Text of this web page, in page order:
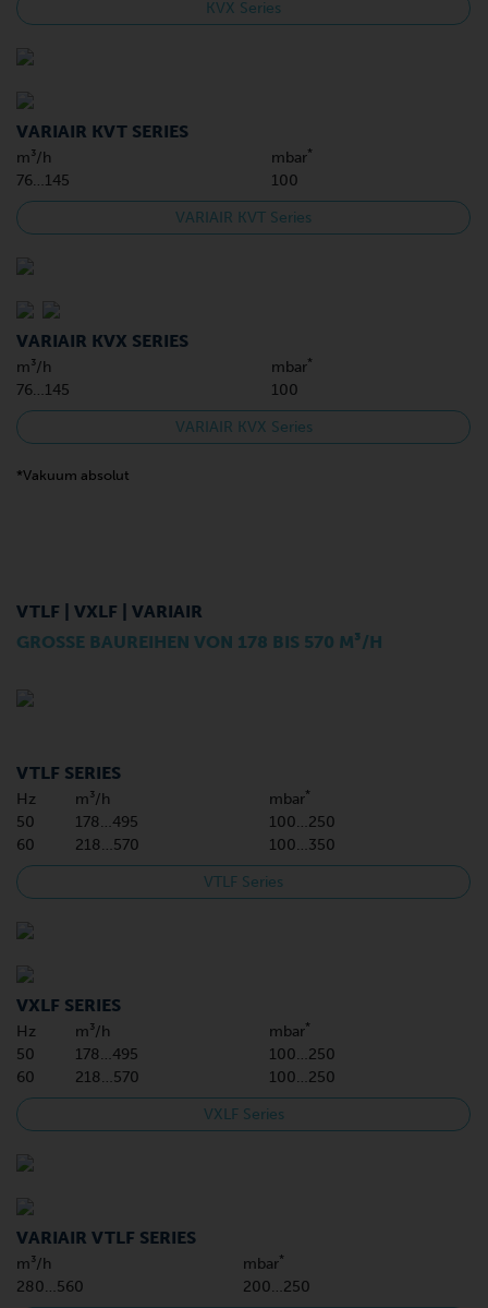
KVX Series
VARIAIR KVT SERIES
m³/h mbar*
76…145 100
VARIAIR KVT Series
VARIAIR KVX SERIES
m³/h mbar*
76…145 100
VARIAIR KVX Series
*Vakuum absolut
VTLF | VXLF | VARIAIR
GROSSE BAUREIHEN VON 178 BIS 570 M³/H
VTLF SERIES
Hz m³/h mbar*
50 178…495
100…250
60
218…570 100…350
VTLF Series
VXLF SERIES
Hz m³/h mbar*
50 178…495
100…250
60
218…570 100…250
VXLF Series
VARIAIR VTLF SERIES
m³/h mbar*
280…560 200…250